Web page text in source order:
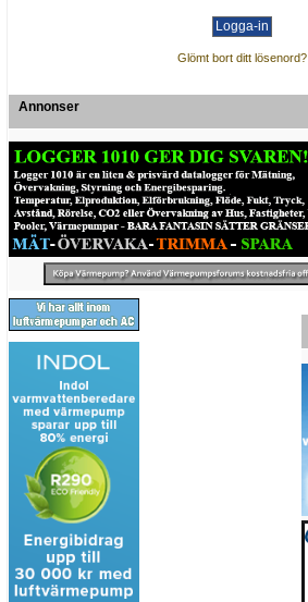
Glömt bort ditt lösenord?
Annonser